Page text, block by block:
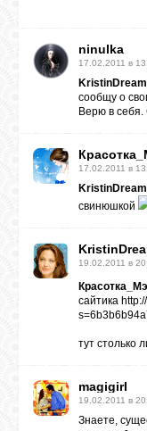
ninulka
17.02.2011 в
KristinDream
сообщу о
Верю в себя.
17.02.2011 в
KristinDream
свинюшкой
19.02.2011 в
сайтика
тут столько
magigirl
19.02.2011 в
Знаете,